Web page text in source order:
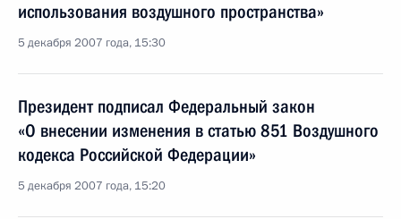
использования воздушного пространства»
5 декабря 2007 года, 15:30
Президент подписал Федеральный закон
«О внесении изменения в статью 851 Воздушного
кодекса Российской Федерации»
5 декабря 2007 года, 15:20